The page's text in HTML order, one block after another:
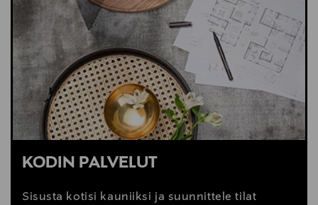
Valmistajan tuotenumero
5741103782
Valmistaja
LOUIS POULSEN FINLAND OY
Valmistajan osoite
Kyllikinportti 2, 00240 Helsinki, Finland
Digitaalinen osoite
KODIN PALVELUT
Sisusta kotisi kauniiksi ja suunnittele tilat